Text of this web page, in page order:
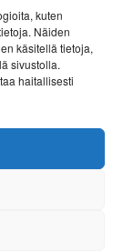
kuten
Näiden
käsitellä tietoja,
sivustolla.
haitallisesti